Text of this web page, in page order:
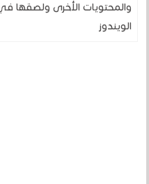
والمحتويات الأخرى ولصقها
الويندوز